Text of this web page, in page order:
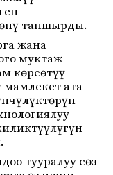
тапшырды.
жана
муктаж
көрсөтүү
мамлекет ата
тууралуу сөз